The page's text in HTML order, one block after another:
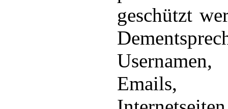
geschützt
Emails,